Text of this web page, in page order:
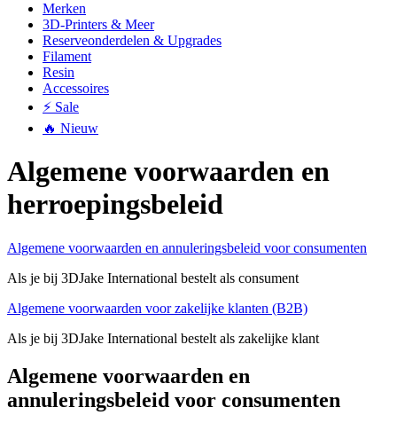
Merken
3D-Printers & Meer
Reserveonderdelen & Upgrades
Filament
Resin
Accessoires
⚡ Sale
🔥 Nieuw
Algemene voorwaarden en
herroepingsbeleid
Algemene voorwaarden en annuleringsbeleid voor consumenten
Als je bij 3DJake International bestelt als consument
Algemene voorwaarden voor zakelijke klanten (B2B)
Als je bij 3DJake International bestelt als zakelijke klant
Algemene voorwaarden en
annuleringsbeleid voor consumenten